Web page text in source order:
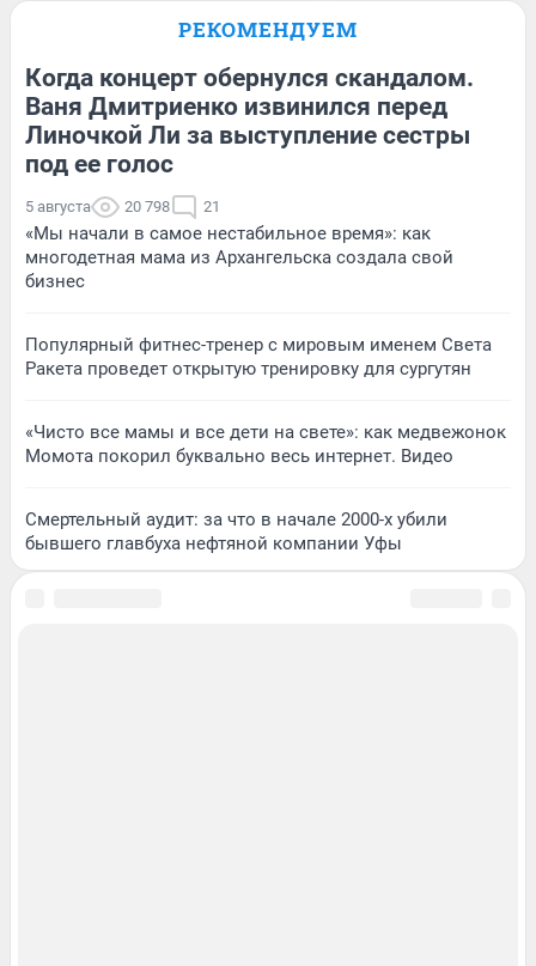
РЕКОМЕНДУЕМ
Когда концерт обернулся скандалом.
Ваня Дмитриенко извинился перед
Линочкой Ли за выступление сестры
под ее голос
5 августа 20 798 21
«Мы начали в самое нестабильное время»: как
многодетная мама из Архангельска создала свой
бизнес
Популярный фитнес-тренер с мировым именем Света
Ракета проведет открытую тренировку для сургутян
«Чисто все мамы и все дети на свете»: как медвежонок
Момота покорил буквально весь интернет. Видео
Смертельный аудит: за что в начале 2000-х убили
бывшего главбуха нефтяной компании Уфы